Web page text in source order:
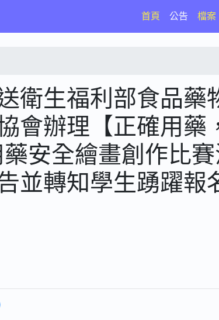
首頁(current)
公告 檔案
衛生福利部食品藥
會辦理【正確用藥
安全繪畫創作比
並轉知學生踴躍報